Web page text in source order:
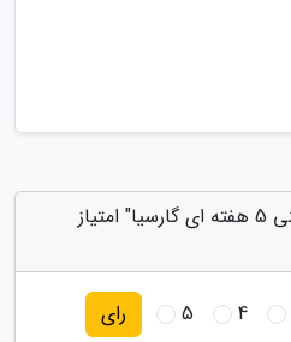
به "بارسلونا گفت؛ خانه نشینی 5 هفته ای گارسیا" امتیاز
4
5 رای